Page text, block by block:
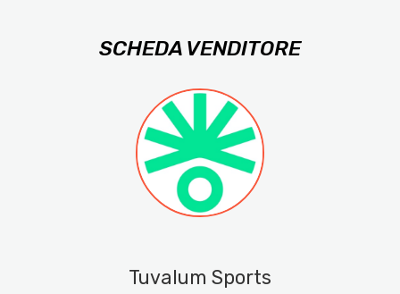
SCHEDA VENDITORE
Tuvalum Sports